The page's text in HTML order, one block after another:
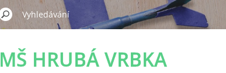
MŠ HRUBÁ VRBKA